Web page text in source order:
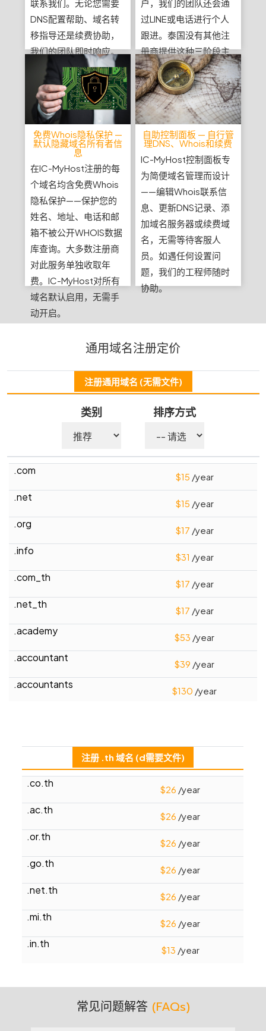
联系我们。无论您需要
DNS配置帮助、域名转
移指导还是续费协助，
我们的团队即时响应。
户，我们的团队还会通
过LINE或电话进行个人
跟进。泰国没有其他注
册商提供这种三阶段主
动提醒系统。
免费Whois隐私保护 —
默认隐藏域名所有者信
息
在IC-MyHost注册的每
个域名均含免费Whois
隐私保护——保护您的
姓名、地址、电话和邮
箱不被公开WHOIS数据
库查询。大多数注册商
对此服务单独收取年
费。IC-MyHost对所有
域名默认启用，无需手
动开启。
自助控制面板 — 自行管
理DNS、Whois和续费
IC-MyHost控制面板专
为简便域名管理而设计
——编辑Whois联系信
息、更新DNS记录、添
加域名服务器或续费域
名，无需等待客服人
员。如遇任何设置问
题，我们的工程师随时
协助。
通用域名注册定价
注册通用域名 (无需文件)
类别 排序方式
.com
$15 /year
.net
$15 /year
.org
$17 /year
.info
$31 /year
.com_th
$17 /year
.net_th
$17 /year
.academy
$53 /year
.accountant
$39 /year
.accountants
$130 /year
$113/year
$35/year
$ 64
$ 21
$ 21
.associates
$ 45
155
$ 33
$ 46
$39/year
$30
注册 .th 域名 (d需要文件)
.co.th
$26 /year
.ac.th
$26 /year
.or.th
$26 /year
.go.th
$26 /year
.net.th
$26 /year
.mi.th
$26 /year
.in.th
$13 /year
常见问题解答 (FAQs)